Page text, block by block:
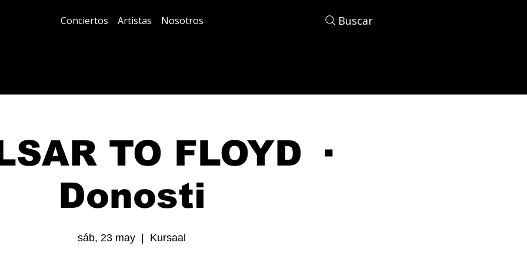
Conciertos Artistas Nosotros Buscar
TO FLOYD ·
Donosti
sáb, 23 may Kursaal